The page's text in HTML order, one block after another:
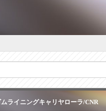
ムライニングキャリヤローラ/CNR